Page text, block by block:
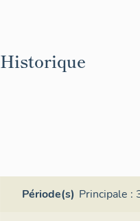
Historique
Période(s) Principale :